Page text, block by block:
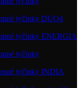
tyčinky DUO4
tyčinky ENERGIA
tyčinky
tyčinky INDIA